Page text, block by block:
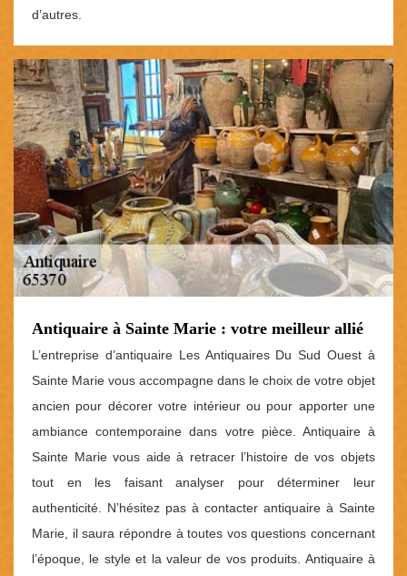
d’autres.
Antiquaire à Sainte Marie : votre meilleur allié
L’entreprise d’antiquaire Les Antiquaires Du Sud Ouest à
Sainte Marie vous accompagne dans le choix de votre objet
ancien pour décorer votre intérieur ou pour apporter une
ambiance contemporaine dans votre pièce. Antiquaire à
Sainte Marie vous aide à retracer l’histoire de vos objets
tout en les faisant analyser pour déterminer leur
authenticité. N’hésitez pas à contacter antiquaire à Sainte
Marie, il saura répondre à toutes vos questions concernant
l’époque, le style et la valeur de vos produits. Antiquaire à